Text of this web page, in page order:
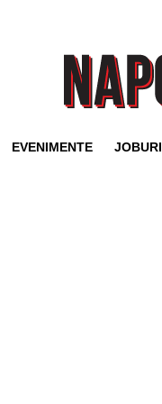
EVENIMENTE JOBURI